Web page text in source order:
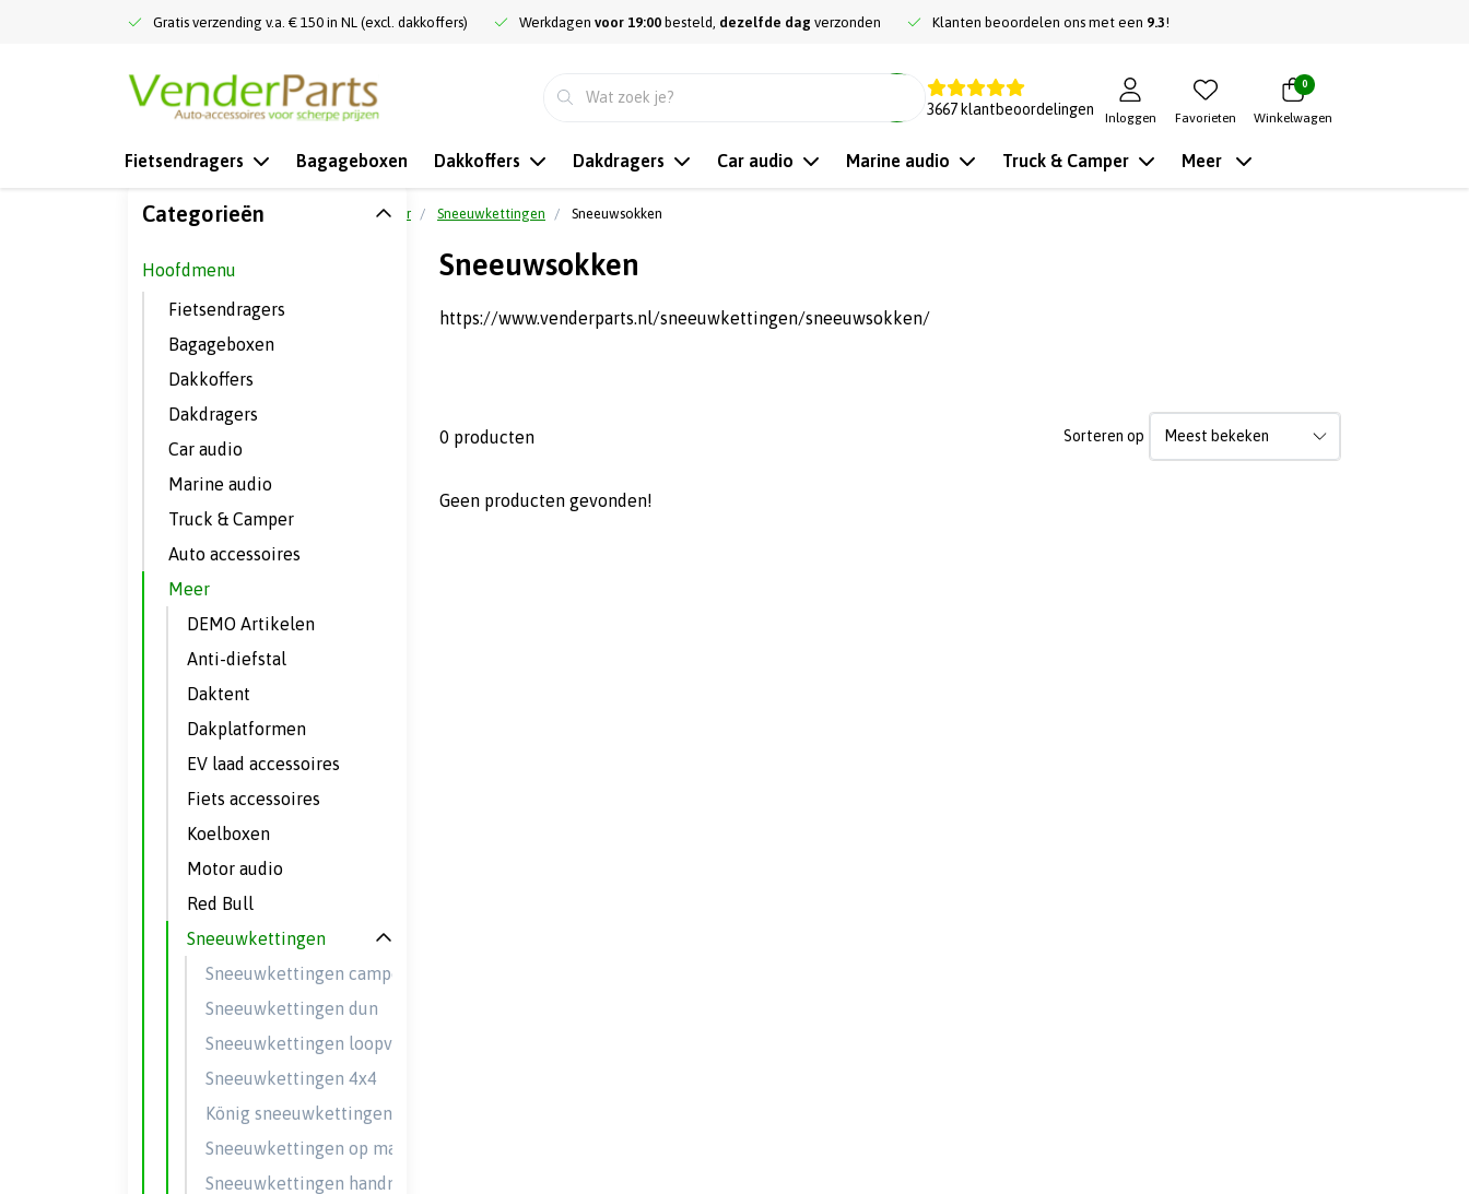
Gratis verzending v.a. € 150 in NL (excl. dakkoffers) Werkdagen voor 19:00 besteld, dezelfde dag verzonden Klanten beoordelen ons met een 9.3!
3667 klantbeoordelingen
Inloggen Favorieten
0
Winkelwagen
Fietsendragers Bagageboxen Dakkoffers Dakdragers Car audio Marine audio Truck & Camper Meer
Terug naar home Meer Sneeuwkettingen Sneeuwsokken
Sneeuwsokken
https://www.venderparts.nl/sneeuwkettingen/sneeuwsokken/
0 producten Sorteren op
Geen producten gevonden!
Categorieën
Hoofdmenu
Fietsendragers
Bagageboxen
Dakkoffers
Dakdragers
Car audio
Marine audio
Truck & Camper
Auto accessoires
Meer
DEMO Artikelen
Anti-diefstal
Daktent
Dakplatformen
EV laad accessoires
Fiets accessoires
Koelboxen
Motor audio
Red Bull
Sneeuwkettingen
Sneeuwkettingen camper
Sneeuwkettingen dun
Sneeuwkettingen loopvlak
Sneeuwkettingen 4x4
König sneeuwkettingen
Sneeuwkettingen op maat
Sneeuwkettingen handmatig